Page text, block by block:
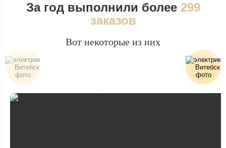
За год выполнили более 299
заказов
Вот некоторые из них